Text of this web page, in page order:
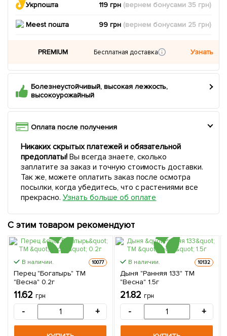
Укрпошта 119 грн (вернем бонусами35 грн)
Meest пошта 99 грн (вернем бонусами 25 грн)
PREMIUM Бесплатная доставка Узнать
Болезнеустойчивый, высокая лежкость,
высокоурожайный
Оплата после получения
Никаких скрытых платежей и обязательной
предоплаты!Вы всегда знаете, сколько
заплатите за заказ и точную стоимость доставки.
Так же, можете оплатить заказ после осмотра
посылки, когда убедитесь, что с растениями все
прекрасно. Узнать больше об оплате
С этим товаром рекомендуют
В наличии. 10077
Перец "Богатырь" ТМ
"Весна" 0.2г
11.62 грн
- +
В наличии. 10132
Дыня "Ранняя 133" ТМ
"Весна" 1.5г
21.82 грн
- +